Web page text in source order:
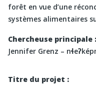
forêt en vue d’une
systèmes alimentaires
Chercheuse principale :
Jennifer Grenz –
Titre du projet :